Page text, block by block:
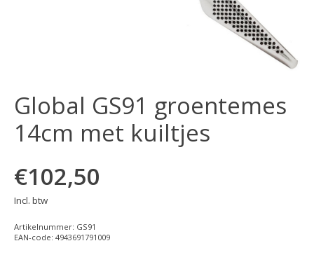
Global GS91 groentemes
14cm met kuiltjes
€102,50
Incl. btw
Artikelnummer: GS91
EAN-code: 4943691791009